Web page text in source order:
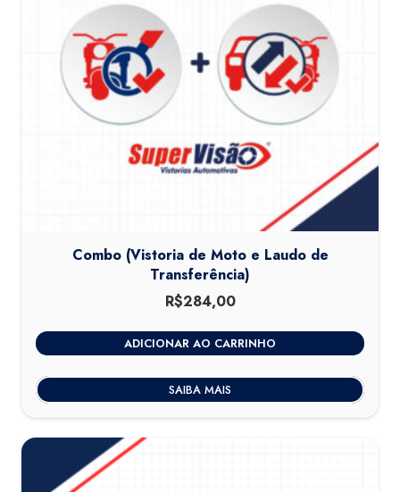
Combo (Vistoria de Moto e Laudo de
Transferência)
R$284,00
ADICIONAR AO CARRINHO
SAIBA MAIS